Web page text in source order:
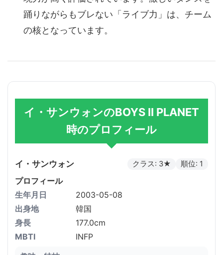
踊りながらもブレない「ライブ力」は、チーム
の核となっています。
イ・サンウォンのBOYS II PLANET
時のプロフィール
イ・サンウォン クラス: 3★ 順位: 1
プロフィール
生年月日
2003-05-08
出身地
韓国
身長
177.0cm
MBTI
INFP